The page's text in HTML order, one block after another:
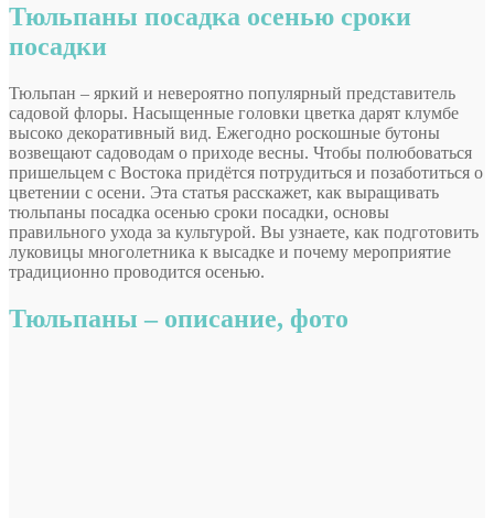
Тюльпаны посадка осенью сроки
посадки
Тюльпан – яркий и невероятно популярный представитель
садовой флоры. Насыщенные головки цветка дарят клумбе
высоко декоративный вид. Ежегодно роскошные бутоны
возвещают садоводам о приходе весны. Чтобы полюбоваться
пришельцем с Востока придётся потрудиться и позаботиться о
цветении с осени. Эта статья расскажет, как выращивать
тюльпаны посадка осенью сроки посадки, основы
правильного ухода за культурой. Вы узнаете, как подготовить
луковицы многолетника к высадке и почему мероприятие
традиционно проводится осенью.
Тюльпаны – описание, фото